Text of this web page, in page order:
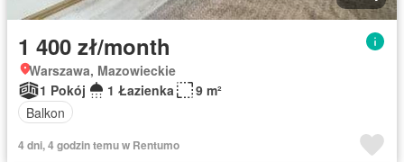
1 400 zł/month
Warszawa, Mazowieckie
1 Pokój
1 Łazienka
9 m²
Balkon
4 dni, 4 godzin temu w Rentumo